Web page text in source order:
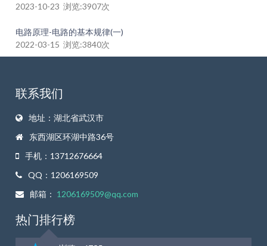
2023-10-23 浏览:3907次
电路原理-电路的基本规律(一)
2022-03-15 浏览:3840次
联系我们
地址：湖北省武汉市
东西湖区环湖中路36号
手机：13712676664
QQ：1206169509
邮箱： 1206169509@qq.com
热门排行榜